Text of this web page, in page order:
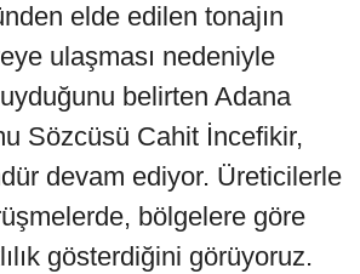
elde edilen tonajın
ulaşması nedeniyle
belirten Adana
Sözcüsü Cahit İncefikir,
devam ediyor. Üreticilerle
bölgelere göre
gösterdiğini görüyoruz.